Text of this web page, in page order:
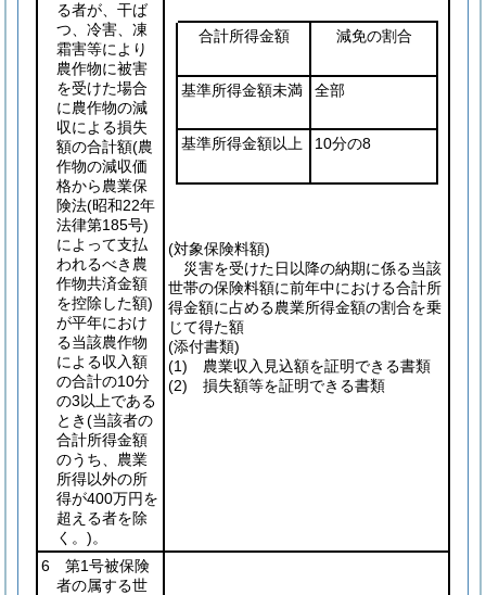
る者が、干ば
つ、冷害、凍
霜害等により
農作物に被害
を受けた場合
に農作物の減
収による損失
額の合計額(農
作物の減収価
格から農業保
険法(昭和22年
法律第185号)
によって支払
われるべき農
作物共済金額
を控除した額)
が平年におけ
る当該農作物
による収入額
の合計の10分
の3以上である
とき(当該者の
合計所得金額
のうち、農業
所得以外の所
得が400万円を
超える者を除
く。)。
合計所得金額 減免の割合
基準所得金額未満 全部
基準所得金額以上 10分の8
(対象保険料額)
災害を受けた日以降の納期に係る当該
世帯の保険料額に前年中における合計所
得金額に占める農業所得金額の割合を乗
じて得た額
(添付書類)
(1) 農業収入見込額を証明できる書類
(2) 損失額等を証明できる書類
6 第1号被保険
者の属する世